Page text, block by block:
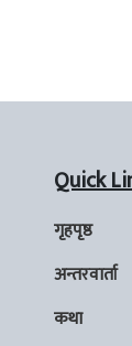
Quick
गृहपृष्ठ
अन्तरवार्ता
कथा